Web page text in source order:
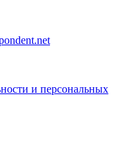
и персональных